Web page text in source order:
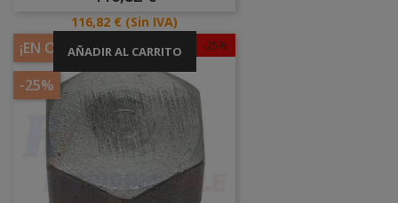
Precio
116,82 € (Sin IVA)
AÑADIR AL CARRITO -25%
¡EN OFERTA!
-25%